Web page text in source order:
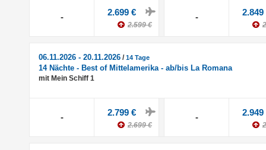
- 2.699 €
2.599 €
- 2.849
06.11.2026 - 20.11.2026 /14 Tage
14 Nächte - Best of Mittelamerika - ab/bis La Romana
mit Mein Schiff 1
- 2.799 €
2.699 €
- 2.949